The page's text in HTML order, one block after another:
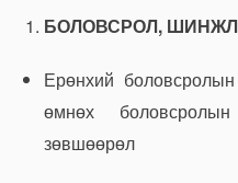
БОЛОВСРОЛ,
Ерөнхий боловсролын
өмнөх
зөвшөөрөл